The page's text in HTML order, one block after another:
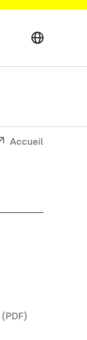
Accueil